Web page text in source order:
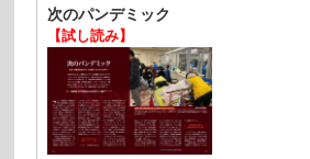
次のパンデミック
【試し読み】